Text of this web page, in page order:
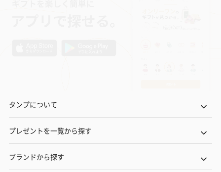
タンプについて
プレゼントを一覧から探す
ブランドから探す